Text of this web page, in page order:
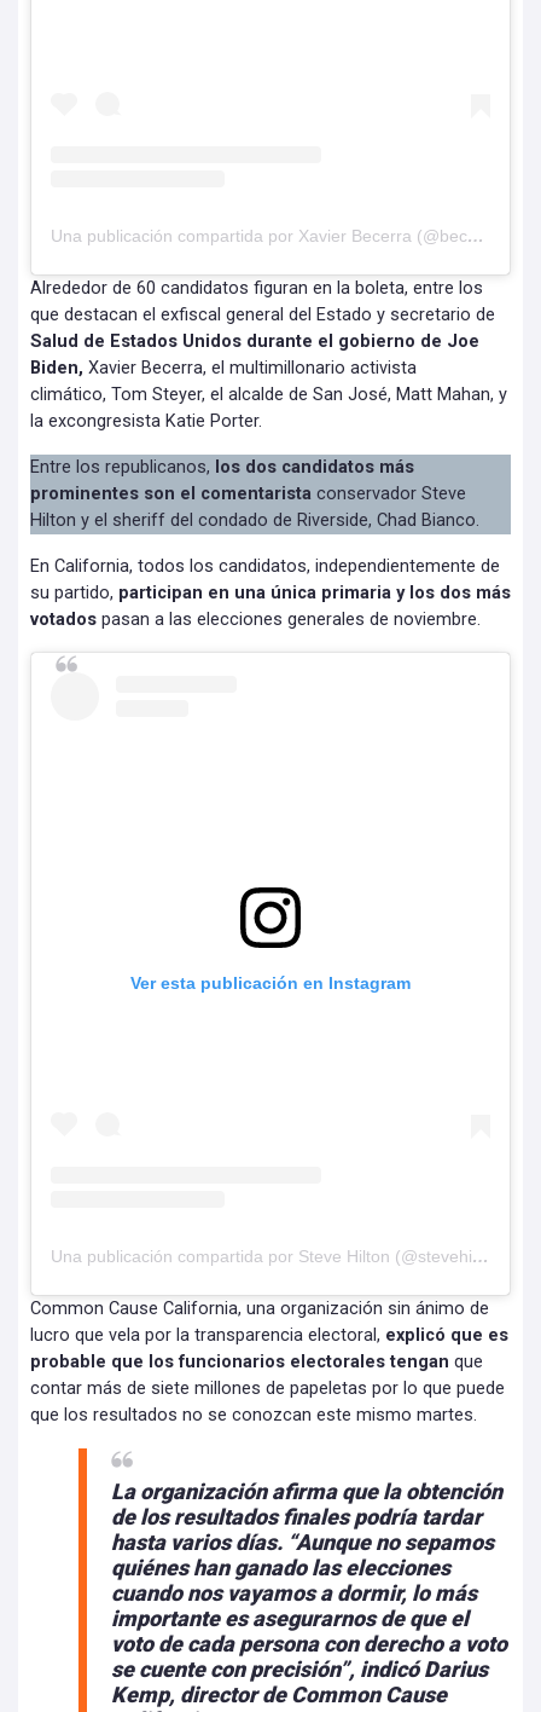
Una publicación compartida por Xavier Becerra (@becerraforgovernor)
Alrededor de 60 candidatos figuran en la boleta, entre los
que destacan el exfiscal general del Estado y secretario de
Salud de Estados Unidos durante el gobierno de Joe
Biden, Xavier Becerra, el multimillonario activista
climático, Tom Steyer, el alcalde de San José, Matt Mahan, y
la excongresista Katie Porter.
Entre los republicanos, los dos candidatos más
prominentes son el comentarista conservador Steve
Hilton y el sheriff del condado de Riverside, Chad Bianco.
En California, todos los candidatos, independientemente de
su partido, participan en una única primaria y los dos más
votados pasan a las elecciones generales de noviembre.
Ver esta publicación en Instagram
Una publicación compartida por Steve Hilton (@stevehiltonx)
Common Cause California, una organización sin ánimo de
lucro que vela por la transparencia electoral, explicó que es
probable que los funcionarios electorales tengan que
contar más de siete millones de papeletas por lo que puede
que los resultados no se conozcan este mismo martes.
La organización afirma que la obtención
de los resultados finales podría tardar
hasta varios días. “Aunque no sepamos
quiénes han ganadolas elecciones
cuando nos vayamos a dormir, lo más
importante es asegurarnos de que el
voto de cada persona con derecho a voto
se cuente con precisión”, indicó Darius
Kemp, director de Common Cause